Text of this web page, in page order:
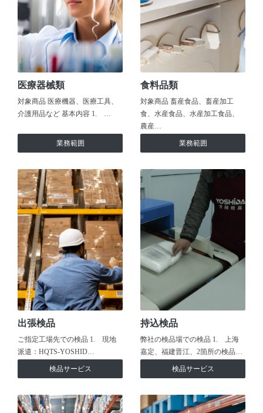
医療器械類
対象商品 医療機器、医療工具、
介護用品など 基本内容 1. …
業務範囲
食料品類
対象商品 畜産食品、畜産加工
食、水産食品、水産加工食品、
農産…
業務範囲
出張検品
ご指定工場先での検品 1. 現地
派遣：HQTS-YOSHID…
検品サービス
持込検品
弊社の検品場での検品 1. 上海
嘉定、福建晋江、2箇所の検品…
検品サービス